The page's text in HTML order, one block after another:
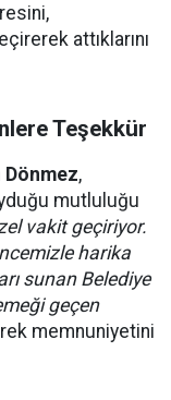
attıklarını
Teşekkür
Dönmez,
mutluluğu
vakit geçiriyor.
harika
sunan Belediye
geçen
memnuniyetini